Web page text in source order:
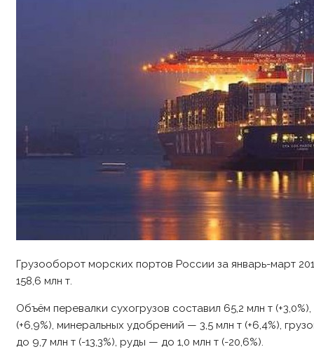
Грузооборот морских портов России за январь-март
158,6 млн т.
Объём перевалки сухогрузов составил 65,2 млн т
(+6,9%), минеральных удобрений — 3,5 млн т (+6,4%),
до 9,7 млн т (-13,3%), руды — до 1,0 млн т (-20,6%).